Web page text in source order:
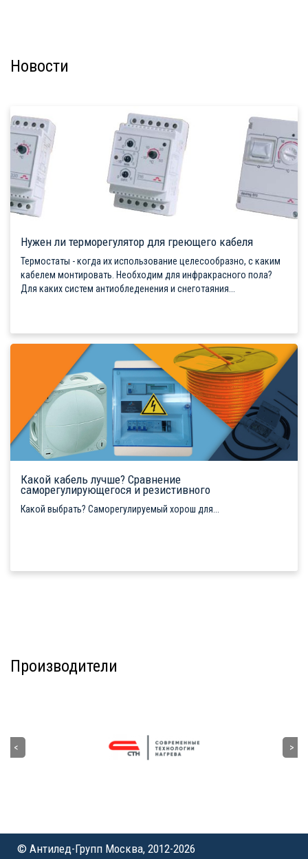
Новости
Нужен ли терморегулятор для греющего кабеля
Термостаты - когда их использование целесообразно, с каким
кабелем монтировать. Необходим для инфракрасного пола?
Для каких систем антиобледенения и снеготаяния...
Какой кабель лучше? Сравнение
саморегулирующегося и резистивного
Какой выбрать? Саморегулируемый хорош для...
Производители
© Антилед-Групп Москва, 2012-2026